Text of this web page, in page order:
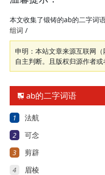
本文收集了锻铸的ab的二字词
组词 /
申明：本站文章来源互联网
自主判断。且版权归源作者或
 ab的二字词语
1 法航
2 可念
3 剪辟
4 眉棱